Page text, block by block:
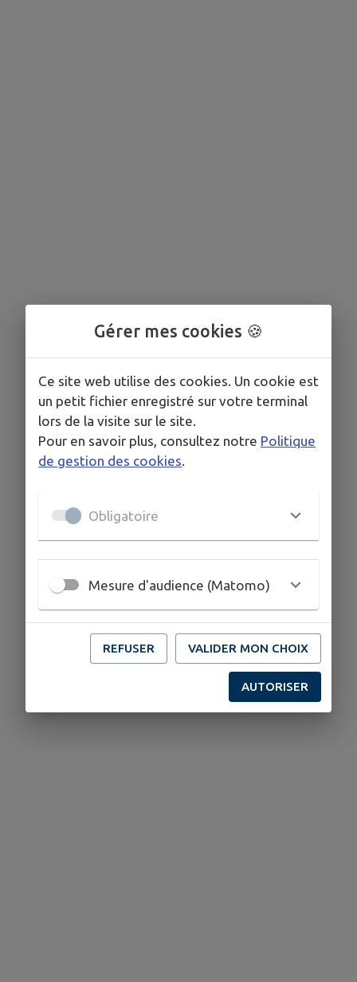
Gérer mes cookies 🍪
Ce site web utilise des cookies. Un cookie est
un petit fichier enregistré sur votre terminal
lors de la visite sur le site.
Pour en savoir plus, consultez notre Politique
de gestion des cookies.
Obligatoire
Mesure d'audience (Matomo)
REFUSER VALIDER MON CHOIX
AUTORISER